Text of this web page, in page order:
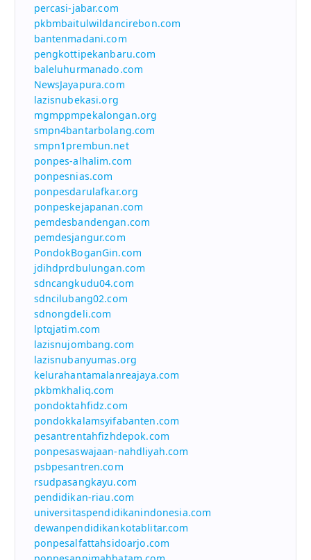
percasi-jabar.com
pkbmbaitulwildancirebon.com
bantenmadani.com
pengkottipekanbaru.com
baleluhurmanado.com
NewsJayapura.com
lazisnubekasi.org
mgmppmpekalongan.org
smpn4bantarbolang.com
smpn1prembun.net
ponpes-alhalim.com
ponpesnias.com
ponpesdarulafkar.org
ponpeskejapanan.com
pemdesbandengan.com
pemdesjangur.com
PondokBoganGin.com
jdihdprdbulungan.com
sdncangkudu04.com
sdncilubang02.com
sdnongdeli.com
lptqjatim.com
lazisnujombang.com
lazisnubanyumas.org
kelurahantamalanreajaya.com
pkbmkhaliq.com
pondoktahfidz.com
pondokkalamsyifabanten.com
pesantrentahfizhdepok.com
ponpesaswajaan-nahdliyah.com
psbpesantren.com
rsudpasangkayu.com
pendidikan-riau.com
universitaspendidikanindonesia.com
dewanpendidikankotablitar.com
ponpesalfattahsidoarjo.com